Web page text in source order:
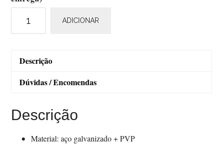
687H
ADICIONAR
Descrição
Dúvidas / Encomendas
Descrição
Material: aço galvanizado + PVP